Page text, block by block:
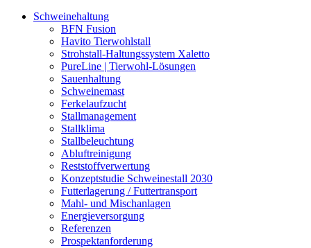
Schweinehaltung
BFN Fusion
Havito Tierwohlstall
Strohstall-Haltungssystem Xaletto
PureLine | Tierwohl-Lösungen
Sauenhaltung
Schweinemast
Ferkelaufzucht
Stallmanagement
Stallklima
Stallbeleuchtung
Abluftreinigung
Reststoffverwertung
Konzeptstudie Schweinestall 2030
Futterlagerung / Futtertransport
Mahl- und Mischanlagen
Energieversorgung
Referenzen
Prospektanforderung